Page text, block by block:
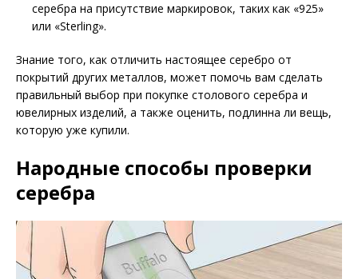
серебра на присутствие маркировок, таких как «925»
или «Sterling».
Знание того, как отличить настоящее серебро от
покрытий других металлов, может помочь вам сделать
правильный выбор при покупке столового серебра и
ювелирных изделий, а также оценить, подлинна ли вещь,
которую уже купили.
Народные способы проверки
серебра